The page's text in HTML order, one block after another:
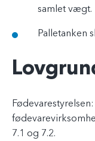
samlet vægt.
Palletanken
7.1 og 7.2.